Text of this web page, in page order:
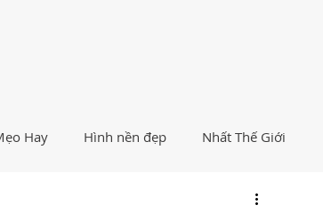
Hay Hình nền đẹp Nhất Thế Giới
Hướng Dẫn